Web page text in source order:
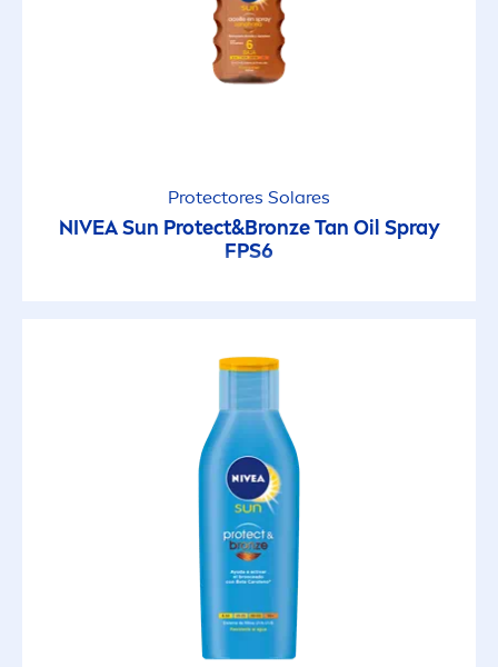
Protectores Solares
NIVEA Sun Protect&BronzeTan Oil Spray
FPS6